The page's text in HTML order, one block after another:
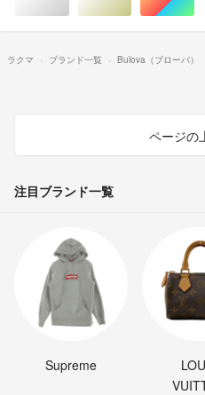
シルバー/銀色系ゴールド/金色
ラクマ ブランド一覧 Bulova（ブローバ）
ページの
注目ブランド一覧
Supreme